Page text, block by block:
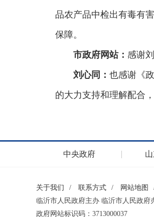
品农产品中检出有毒有
保障。
市政府网站： 感谢
刘心同： 也感谢《
的大力支持和理解配合
中央政府
关于我们 / 联系方式 / 网站地图
临沂市人民政府主办 临沂市人民政府
政府网站标识码：3713000037